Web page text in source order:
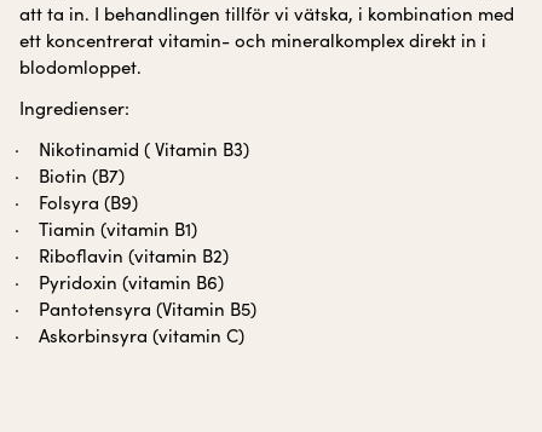
att ta in. I behandlingen tillför vi vätska, i kombination med
ett koncentrerat vitamin- och mineralkomplex direkt in i
blodomloppet.
Ingredienser:
Nikotinamid ( Vitamin B3)
Biotin (B7)
Folsyra (B9)
Tiamin (vitamin B1)
Riboflavin (vitamin B2)
Pyridoxin (vitamin B6)
Pantotensyra (Vitamin B5)
Askorbinsyra (vitamin C)